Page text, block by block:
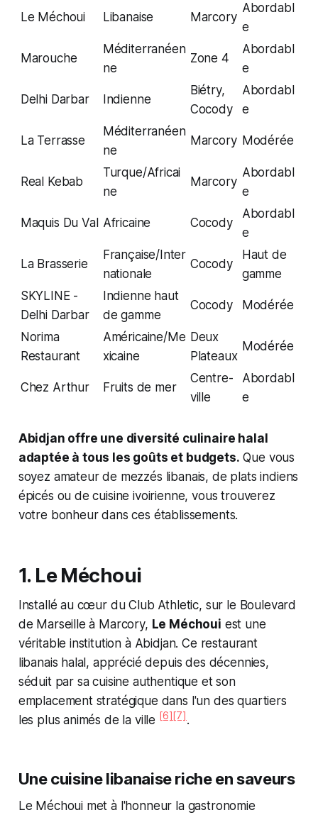
Le Méchoui Libanaise Marcory
Abordabl
e
Marouche
Méditerranéen
ne
Zone 4
Abordabl
e
Delhi Darbar Indienne
Biétry,
Cocody
Abordabl
e
La Terrasse
Méditerranéen
ne
Marcory Modérée
Real Kebab
Turque/Africai
ne
Marcory
Abordabl
e
Maquis Du Val Africaine Cocody
Abordabl
e
La Brasserie
Française/Inter
nationale
Cocody
Haut de
gamme
SKYLINE -
Delhi Darbar
Indienne haut
de gamme
Cocody Modérée
Norima
Restaurant
Américaine/Me
xicaine
Deux
Plateaux
Modérée
Chez Arthur Fruits de mer
Centre-
ville
Abordabl
e
Abidjan offre une diversité culinaire halal
adaptée à tous les goûts et budgets. Que vous
soyez amateur de mezzés libanais, de plats indiens
épicés ou de cuisine ivoirienne, vous trouverez
votre bonheur dans ces établissements.
1. Le Méchoui
Installé au cœur du Club Athletic, sur le Boulevard
de Marseille à Marcory, Le Méchoui est une
véritable institution à Abidjan. Ce restaurant
libanais halal, apprécié depuis des décennies,
séduit par sa cuisine authentique et son
emplacement stratégique dans l'un des quartiers
les plus animés de la ville [6] [7].
Une cuisine libanaise riche en saveurs
Le Méchoui met à l'honneur la gastronomie